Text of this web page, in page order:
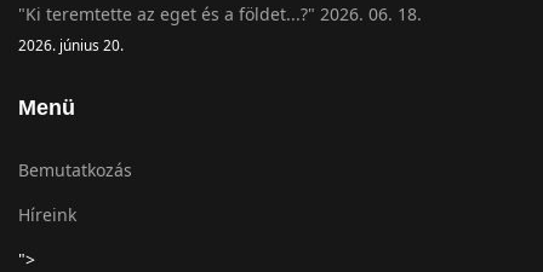
"Ki teremtette az eget és a földet...?" 2026. 06. 18.
2026. június 20.
Menü
Bemutatkozás
Híreink
">